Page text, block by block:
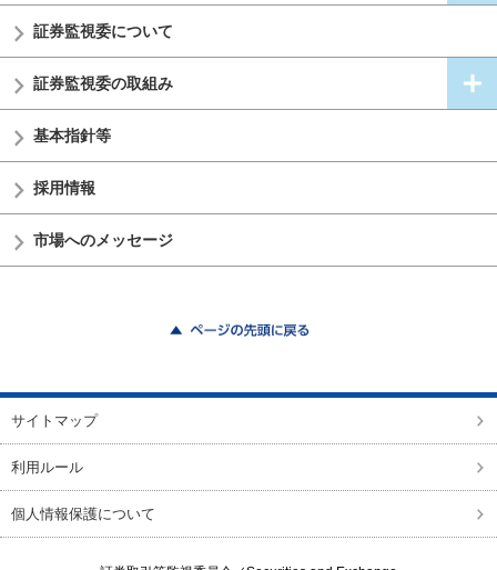
証券監視委について
証券監視委の取組み
基本指針等
採用情報
市場へのメッセージ
サイトマップ
利用ルール
個人情報保護について